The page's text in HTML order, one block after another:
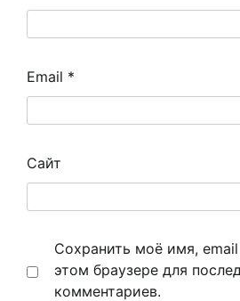
Email *
Сайт
Сохранить моё имя,
этом браузере для
комментариев.